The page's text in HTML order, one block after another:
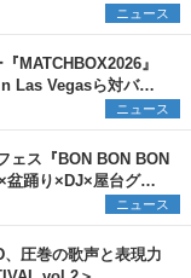
表
ニュース
MATCHBOX2026』
Las Vegasら対バン
ニュース
ェス『BON BON BON
踊り×DJ×屋台グル
間
ニュース
、圧巻の歌声と表現力